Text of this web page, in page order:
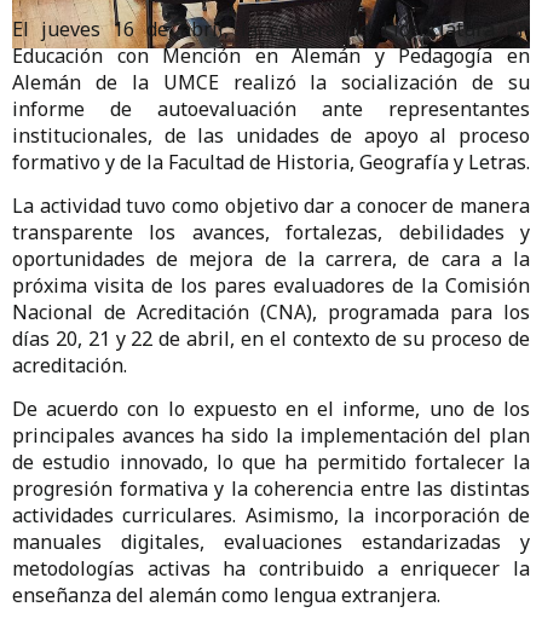
El jueves 16 de abril, la carrera de Licenciatura en
Educación con Mención en Alemán y Pedagogía en
Alemán de la UMCE realizó la socialización de su
informe de autoevaluación ante representantes
institucionales, de las unidades de apoyo al proceso
formativo y de la Facultad de Historia, Geografía y Letras.
La actividad tuvo como objetivo dar a conocer de manera
transparente los avances, fortalezas, debilidades y
oportunidades de mejora de la carrera, de cara a la
próxima visita de los pares evaluadores de la Comisión
Nacional de Acreditación (CNA), programada para los
días 20, 21 y 22 de abril, en el contexto de su proceso de
acreditación.
De acuerdo con lo expuesto en el informe, uno de los
principales avances ha sido la implementación del plan
de estudio innovado, lo que ha permitido fortalecer la
progresión formativa y la coherencia entre las distintas
actividades curriculares. Asimismo, la incorporación de
manuales digitales, evaluaciones estandarizadas y
metodologías activas ha contribuido a enriquecer la
enseñanza del alemán como lengua extranjera.